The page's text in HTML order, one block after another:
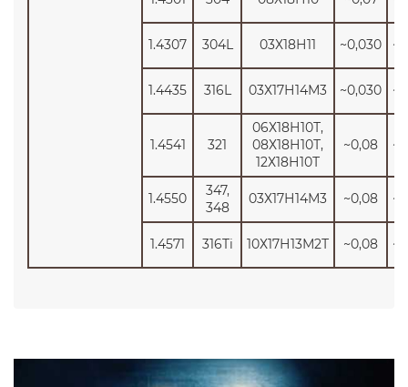
1.4307 304L 03Х18Н11 ~0,030
1.4435 316L 03Х17Н14М3 ~0,030
1.4541 321
06Х18Н10Т,
08Х18Н10Т,
12Х18Н10Т
~0,08
1.4550
347,
348
03Х17Н14М3 ~0,08
1.4571 316Ti 10Х17Н13М2Т ~0,08